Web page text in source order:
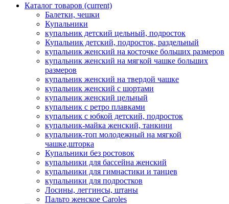
Каталог товаров (current)
Балетки, чешки
Купальники
купальник детский цельный, подросток
Купальник детский, подросток, раздельный
купальник женский на косточке больших размеров
купальник женский на мягкой чашке больших
размеров
купальник женский на твердой чашке
купальник женский с шортами
купальник женский цельный
купальник с ретро плавками
купальник с юбкой детский, подросток
купальник-майка женский, танкини
купальник-топ молодежный на мягкой
чашке,шторка
Купальники без ростовок
купальники для бассейна женский
купальники для гимнастики и танцев
купальники для подростков
Лосины, леггинсы, штаны
Пальто женское Caroles